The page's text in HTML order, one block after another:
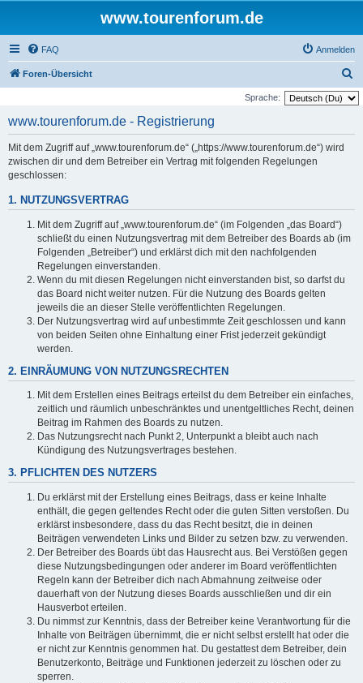
www.tourenforum.de
FAQ Anmelden
Foren-Übersicht
u
Sprache:
www.tourenforum.de - Registrierung
Mit dem Zugriff auf „www.tourenforum.de“ („https://www.tourenforum.de“) wird
zwischen dir und dem Betreiber ein Vertrag mit folgenden Regelungen
geschlossen:
1. NUTZUNGSVERTRAG
Mit dem Zugriff auf „www.tourenforum.de“ (im Folgenden „das Board“)
schließt du einen Nutzungsvertrag mit dem Betreiber des Boards ab (im
Folgenden „Betreiber“) und erklärst dich mit den nachfolgenden
Regelungen einverstanden.
Wenn du mit diesen Regelungen nicht einverstanden bist, so darfst du
das Board nicht weiter nutzen. Für die Nutzung des Boards gelten
jeweils die an dieser Stelle veröffentlichten Regelungen.
Der Nutzungsvertrag wird auf unbestimmte Zeit geschlossen und kann
von beiden Seiten ohne Einhaltung einer Frist jederzeit gekündigt
werden.
2. EINRÄUMUNG VON NUTZUNGSRECHTEN
Mit dem Erstellen eines Beitrags erteilst du dem Betreiber ein einfaches,
zeitlich und räumlich unbeschränktes und unentgeltliches Recht, deinen
Beitrag im Rahmen des Boards zu nutzen.
Das Nutzungsrecht nach Punkt 2, Unterpunkt a bleibt auch nach
Kündigung des Nutzungsvertrages bestehen.
3. PFLICHTEN DES NUTZERS
Du erklärst mit der Erstellung eines Beitrags, dass er keine Inhalte
enthält, die gegen geltendes Recht oder die guten Sitten verstoßen. Du
erklärst insbesondere, dass du das Recht besitzt, die in deinen
Beiträgen verwendeten Links und Bilder zu setzen bzw. zu verwenden.
Der Betreiber des Boards übt das Hausrecht aus. Bei Verstößen gegen
diese Nutzungsbedingungen oder anderer im Board veröffentlichten
Regeln kann der Betreiber dich nach Abmahnung zeitweise oder
dauerhaft von der Nutzung dieses Boards ausschließen und dir ein
Hausverbot erteilen.
Du nimmst zur Kenntnis, dass der Betreiber keine Verantwortung für die
Inhalte von Beiträgen übernimmt, die er nicht selbst erstellt hat oder die
er nicht zur Kenntnis genommen hat. Du gestattest dem Betreiber, dein
Benutzerkonto, Beiträge und Funktionen jederzeit zu löschen oder zu
sperren.